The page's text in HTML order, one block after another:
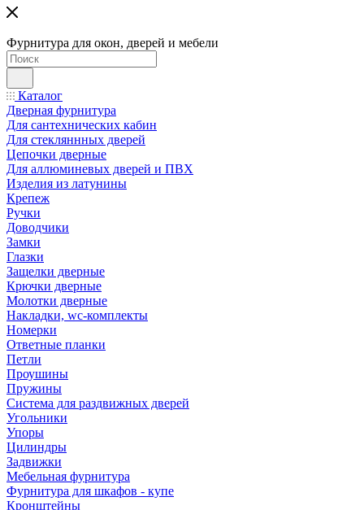
Фурнитура для окон, дверей и мебели
Каталог
Дверная фурнитура
Для сантехнических кабин
Для стекляннных дверей
Цепочки дверные
Для аллюминевых дверей и ПВХ
Изделия из латунины
Крепеж
Ручки
Доводчики
Замки
Глазки
Защелки дверные
Крючки дверные
Молотки дверные
Накладки, wc-комплекты
Номерки
Ответные планки
Петли
Проушины
Пружины
Система для раздвижных дверей
Угольники
Упоры
Цилиндры
Задвижки
Мебельная фурнитура
Фурнитура для шкафов - купе
Кронштейны